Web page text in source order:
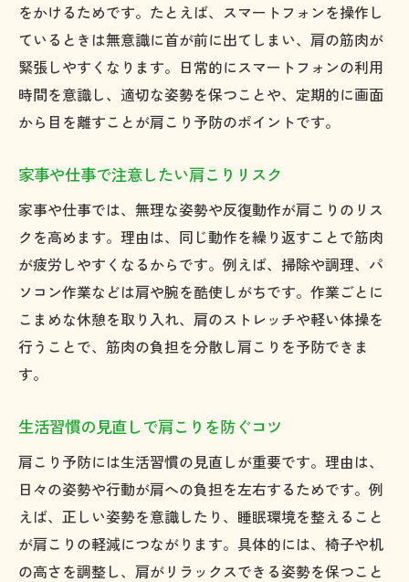
をかけるためです。たとえば、スマートフォンを操作し
ているときは無意識に首が前に出てしまい、肩の筋肉が
緊張しやすくなります。日常的にスマートフォンの利用
時間を意識し、適切な姿勢を保つことや、定期的に画面
から目を離すことが肩こり予防のポイントです。
家事や仕事で注意したい肩こりリスク
家事や仕事では、無理な姿勢や反復動作が肩こりのリス
クを高めます。理由は、同じ動作を繰り返すことで筋肉
が疲労しやすくなるからです。例えば、掃除や調理、パ
ソコン作業などは肩や腕を酷使しがちです。作業ごとに
こまめな休憩を取り入れ、肩のストレッチや軽い体操を
行うことで、筋肉の負担を分散し肩こりを予防できま
す。
生活習慣の見直しで肩こりを防ぐコツ
肩こり予防には生活習慣の見直しが重要です。理由は、
日々の姿勢や行動が肩への負担を左右するためです。例
えば、正しい姿勢を意識したり、睡眠環境を整えること
が肩こりの軽減につながります。具体的には、椅子や机
の高さを調整し、肩がリラックスできる姿勢を保つこと